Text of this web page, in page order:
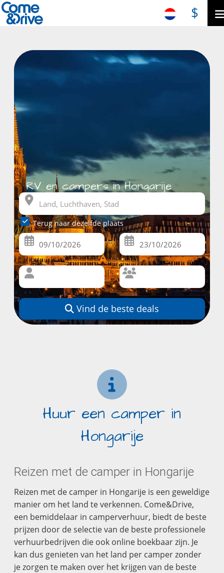
$
RV en campers in Hongarije
Terug naar dezelfde plaats
Vind de beste deals
Huur een camper in
Hongarije
Reizen met de camper in Hongarije
Reizen met de camper in Hongarije is een geweldige
manier om het land te verkennen. Come&Drive,
een bemiddelaar in camperverhuur, biedt de beste
prijzen door de selectie van de beste professionele
verhuurbedrijven die ook online boekbaar zijn. Je
kan dus genieten van het land per camper zonder
je zorgen te maken over het krijgen van de beste